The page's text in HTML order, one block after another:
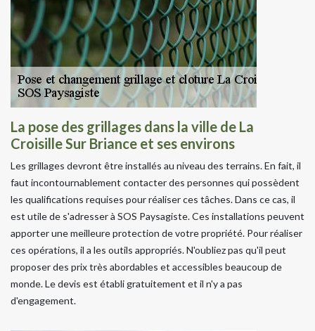
La pose des grillages dans la ville de La
Croisille Sur Briance et ses environs
Les grillages devront être installés au niveau des terrains. En fait, il
faut incontournablement contacter des personnes qui possèdent
les qualifications requises pour réaliser ces tâches. Dans ce cas, il
est utile de s'adresser à SOS Paysagiste. Ces installations peuvent
apporter une meilleure protection de votre propriété. Pour réaliser
ces opérations, il a les outils appropriés. N'oubliez pas qu'il peut
proposer des prix très abordables et accessibles beaucoup de
monde. Le devis est établi gratuitement et il n'y a pas
d'engagement.